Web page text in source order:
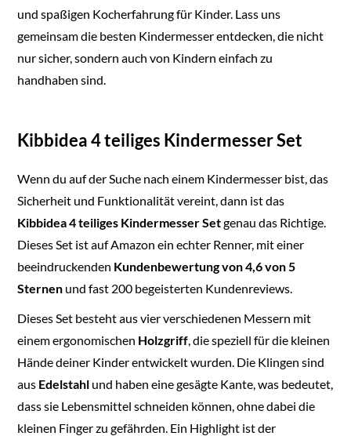
und spaßigen Kocherfahrung für Kinder. Lass uns
gemeinsam die besten Kindermesser entdecken, die nicht
nur sicher, sondern auch von Kindern einfach zu
handhaben sind.
Kibbidea 4 teiliges Kindermesser Set
Wenn du auf der Suche nach einem Kindermesser bist, das
Sicherheit und Funktionalität vereint, dann ist das
Kibbidea 4 teiliges Kindermesser Setgenau das Richtige.
Dieses Set ist auf Amazon ein echter Renner, mit einer
beeindruckenden Kundenbewertung von 4,6 von 5
Sternen und fast 200 begeisterten Kundenreviews.
Dieses Set besteht aus vier verschiedenen Messern mit
einem ergonomischen Holzgriff, die speziell für die kleinen
Hände deiner Kinder entwickelt wurden. Die Klingen sind
aus Edelstahl und haben eine gesägte Kante, was bedeutet,
dass sie Lebensmittel schneiden können, ohne dabei die
kleinen Finger zu gefährden. Ein Highlight ist der